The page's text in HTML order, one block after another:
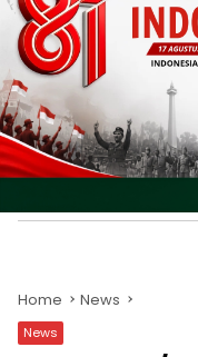
Home News
News